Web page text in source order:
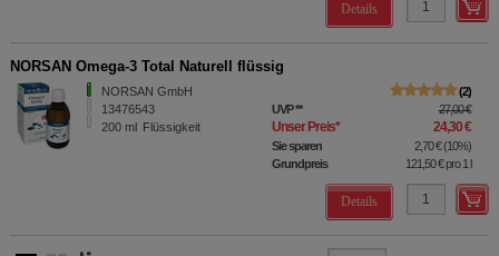
Details
NORSAN Omega-3 Total Naturell flüssig
NORSAN GmbH
13476543
200 ml Flüssigkeit
2
UVP** 27,00 €
Unser Preis* 24,30 €
Sie sparen 2,70 €(10%)
Grundpreis
121,50 €pro 1 l
Details